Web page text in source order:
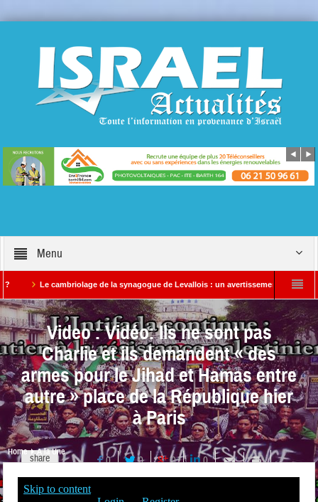
Menu
Le cambriolage de la synagogue de Levallois : un avertissement qui ne doit pas
Alerte Info EN COURS conflit au Moyen Orient : Des images satellites révèlent
Video : Vidéo: Ils ne sont pas
Charlie et ils demandent « des
armes pour le Jihad et Hamas entre
autre » place de la République hier
à Paris
share 0 0 0 0
Home A la Une